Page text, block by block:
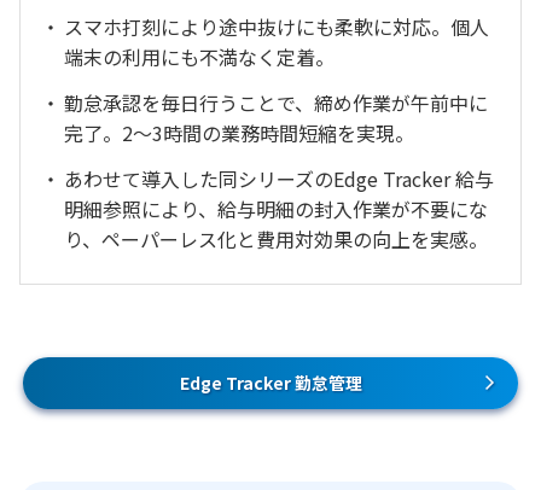
スマホ打刻により途中抜けにも柔軟に対応。個人
端末の利用にも不満なく定着。
勤怠承認を毎日行うことで、締め作業が午前中に
完了。2〜3時間の業務時間短縮を実現。
あわせて導入した同シリーズのEdge Tracker 給与
明細参照により、給与明細の封入作業が不要にな
り、ペーパーレス化と費用対効果の向上を実感。
Edge Tracker 勤怠管理